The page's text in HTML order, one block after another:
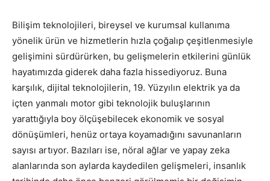
Bilişim teknolojileri, bireysel ve kurumsal kullanıma
yönelik ürün ve hizmetlerin hızla çoğalıp çeşitlenmesiyle
gelişimini sürdürürken, bu gelişmelerin etkilerini günlük
hayatımızda giderek daha fazla hissediyoruz. Buna
karşılık, dijital teknolojilerin, 19. Yüzyılın elektrik ya da
içten yanmalı motor gibi teknolojik buluşlarının
yarattığıyla boy ölçüşebilecek ekonomik ve sosyal
dönüşümleri, henüz ortaya koyamadığını savunanların
sayısı artıyor. Bazıları ise, nöral ağlar ve yapay zeka
alanlarında son aylarda kaydedilen gelişmeleri, insanlık